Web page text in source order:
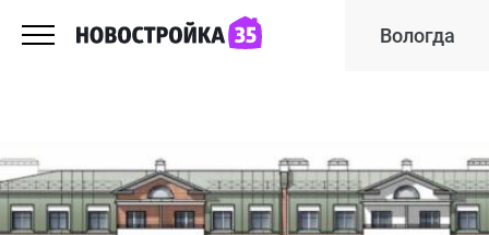
Вологда